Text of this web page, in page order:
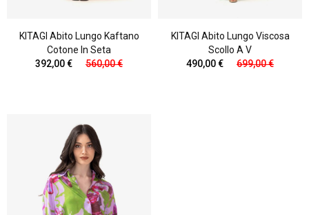
KITAGI Abito Lungo Kaftano
Cotone In Seta
392,00 €
560,00 €
KITAGI Abito Lungo Viscosa
Scollo A V
490,00 €
699,00 €